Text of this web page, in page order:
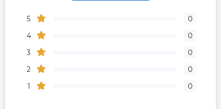
5
0
4
0
3
0
2
0
1
0